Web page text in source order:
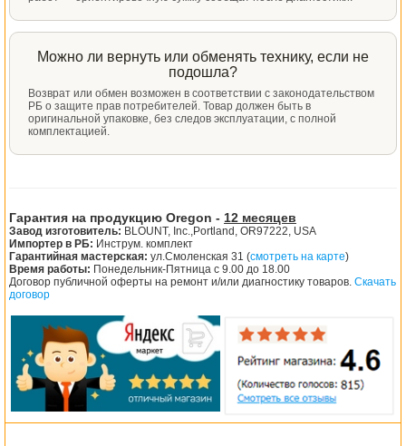
Можно ли вернуть или обменять технику, если не
подошла?
Возврат или обмен возможен в соответствии с законодательством
РБ о защите прав потребителей. Товар должен быть в
оригинальной упаковке, без следов эксплуатации, с полной
комплектацией.
Гарантия на продукцию Oregon - 12 месяцев
Завод изготовитель: BLOUNT, Inc.,Portland, OR97222, USA
Импортер в РБ: Инструм. комплект
Гарантийная мастерская: ул.Смоленская 31 (смотреть на карте)
Время работы: Понедельник-Пятница с 9.00 до 18.00
Договор публичной оферты на ремонт и/или диагностику товаров. Скачать
договор